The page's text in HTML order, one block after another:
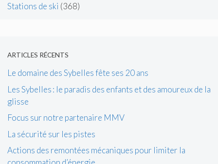
Stations de ski (368)
ARTICLES RÉCENTS
Le domaine des Sybelles fête ses 20 ans
Les Sybelles : le paradis des enfants et des amoureux de la
glisse
Focus sur notre partenaire MMV
La sécurité sur les pistes
Actions des remontées mécaniques pour limiter la